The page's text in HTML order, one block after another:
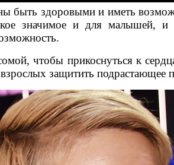
здоровыми и иметь
значимое и для
чтобы прикоснуться к
защитить подрастающее